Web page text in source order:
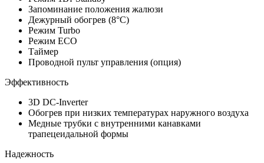
Запоминание положения жалюзи
Дежурный обогрев (8°С)
Режим Turbo
Режим ECO
Таймер
Проводной пульт управления (опция)
Эффективность
3D DC-Inverter
Обогрев при низких температурах наружного воздуха
Медные трубки с внутренними канавками
трапецеидальной формы
Надежность